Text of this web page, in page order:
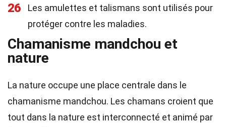
26
Les amulettes et talismans sont utilisés pour
protéger contre les maladies.
Chamanisme mandchou et
nature
La nature occupe une place centrale dans le
chamanisme mandchou. Les chamans croient que
tout dans la nature est interconnecté et animé par